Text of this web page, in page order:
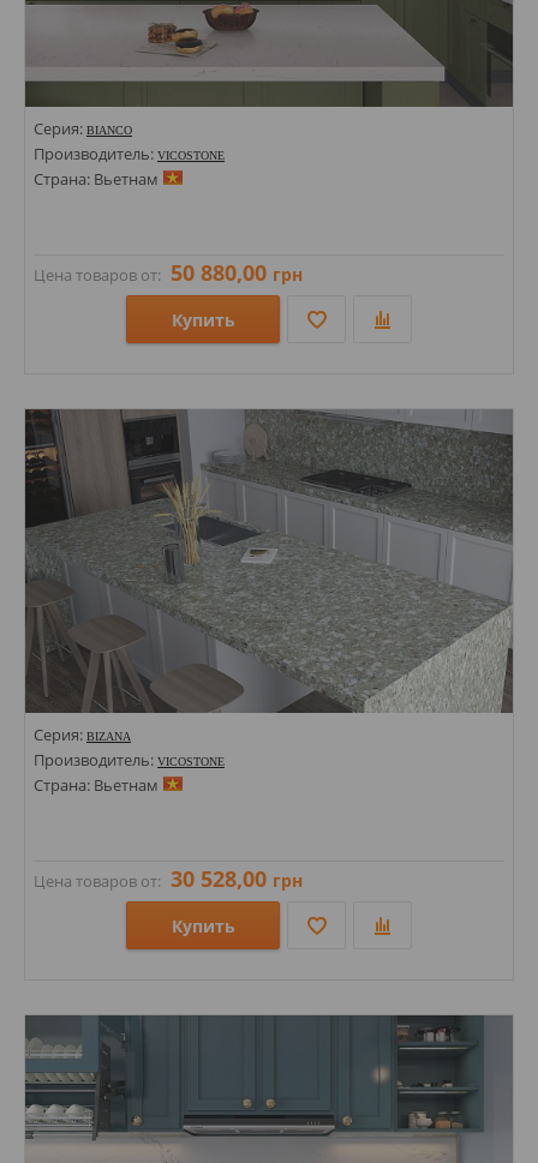
Серия: BIANCO
Производитель: VICOSTONE
Страна: Вьетнам
Цена товаров от: 50 880,00 грн
Купить
Стили: Под камень;
Цвета:
Серия: BIZANA
Производитель: VICOSTONE
Страна: Вьетнам
Цена товаров от: 30 528,00 грн
Купить
Стили: Под камень; Терраццо;
Цвета: